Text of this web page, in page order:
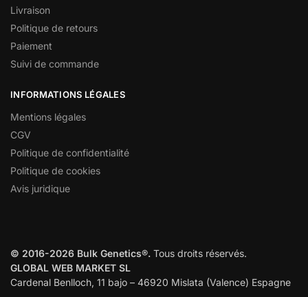
Livraison
Politique de retours
Paiement
Suivi de commande
INFORMATIONS LÉGALES
Mentions légales
CGV
Politique de confidentialité
Politique de cookies
Avis juridique
© 2016-2026 Bulk Genetics®. Tous droits réservés.
GLOBAL WEB MARKET SL
Cardenal Benlloch, 11 bajo – 46920 Mislata (Valence) Espagne